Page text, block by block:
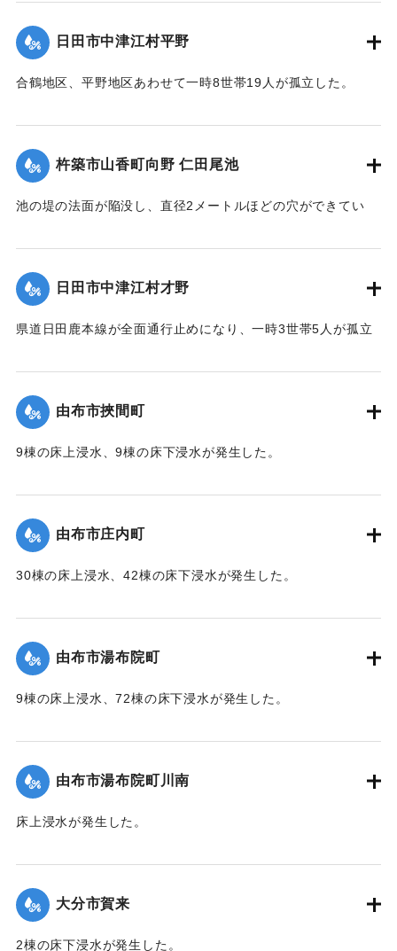
2020/7/6｜固有コード:
日田市中津江村平野
合鶴地区、平野地区あわせて一時8世帯19人が孤立した。
2020/7/6｜固有コード:
杵築市山香町向野 仁田尾池
池の堤の法面が陥没し、直径2メートルほどの穴ができてい
決壊の恐れがあるとして11日午後4時20分、平山区の7世帯20
人に避難勧告を出した。
【出典：NHKニュース】
日田市中津江村才野
県道日田鹿本線が全面通行止めになり、一時3世帯5人が孤立
（第 22 報）】
2020/7/6｜固有コード: 01215060
由布市挾間町
9棟の床上浸水、9棟の床下浸水が発生した。
｜固有コード:
由布市庄内町
30棟の床上浸水、42棟の床下浸水が発生した。
｜固有コード:
由布市湯布院町
9棟の床上浸水、72棟の床下浸水が発生した。
｜固有コード:
由布市湯布院町川南
床上浸水が発生した。
2020/7/6｜固有コード:01215056
大分市賀来
2棟の床下浸水が発生した。